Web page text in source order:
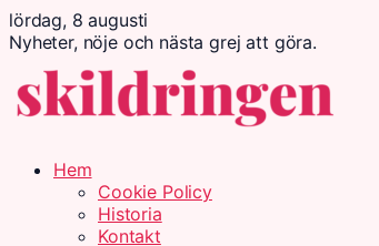
lördag, 8 augusti
Nyheter, nöje och nästa grej att göra.
Hem
Cookie Policy
Historia
Kontakt